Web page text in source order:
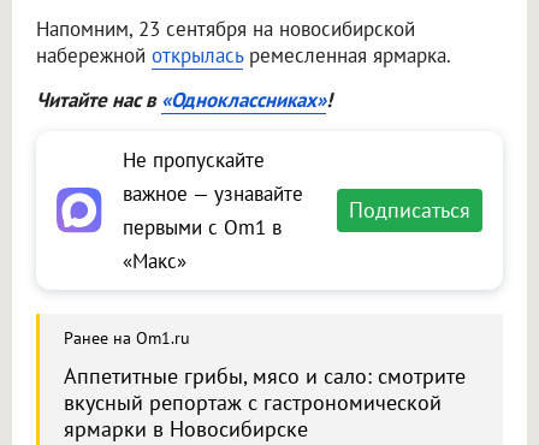
Напомним, 23 сентября на новосибирской
набережной открыласьремесленная ярмарка.
Читайте нас в«Одноклассниках»!
Не пропускайте
важное — узнавайте
первыми с Om1 в
«Макс»
Подписаться
Ранее на Om1.ru
Аппетитные грибы, мясо и сало: смотрите
вкусный репортаж с гастрономической
ярмарки в Новосибирске